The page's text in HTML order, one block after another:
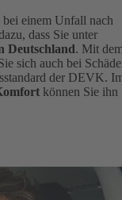
bei einem Unfall nach
dass Sie unter
Deutschland. Mit
sich auch bei
der DEVK.
können Sie ihn